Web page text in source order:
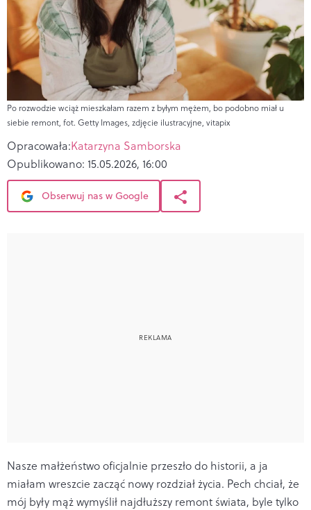
Po rozwodzie wciąż mieszkałam razem z byłym mężem, bo podobno miał u
siebie remont, fot. Getty Images, zdjęcie ilustracyjne, vitapix
Opracowała:Katarzyna Samborska
Opublikowano: 15.05.2026, 16:00
Obserwuj nas w Google
Nasze małżeństwo oficjalnie przeszło do historii, a ja
miałam wreszcie zacząć nowy rozdział życia. Pech chciał, że
mój były mąż wymyślił najdłuższy remont świata, byle tylko